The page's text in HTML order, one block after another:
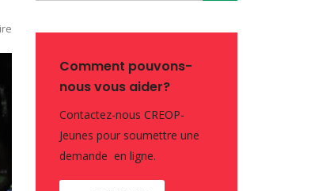
Comment pouvons-
nous vous aider?
Contactez-nous CREOP-
Jeunes pour soumettre une
demande en ligne.